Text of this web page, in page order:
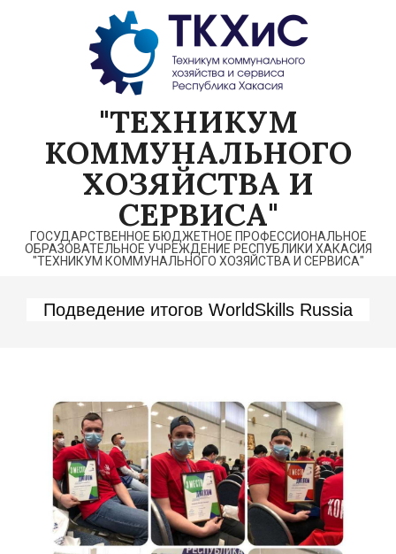
"ТЕХНИКУМ
КОММУНАЛЬНОГО
ХОЗЯЙСТВА И
СЕРВИСА"
ГОСУДАРСТВЕННОЕ БЮДЖЕТНОЕ ПРОФЕССИОНАЛЬНОЕ
ОБРАЗОВАТЕЛЬНОЕ УЧРЕЖДЕНИЕ РЕСПУБЛИКИ ХАКАСИЯ
"ТЕХНИКУМ КОММУНАЛЬНОГО ХОЗЯЙСТВА И СЕРВИСА"
Подведение итогов WorldSkills Russia